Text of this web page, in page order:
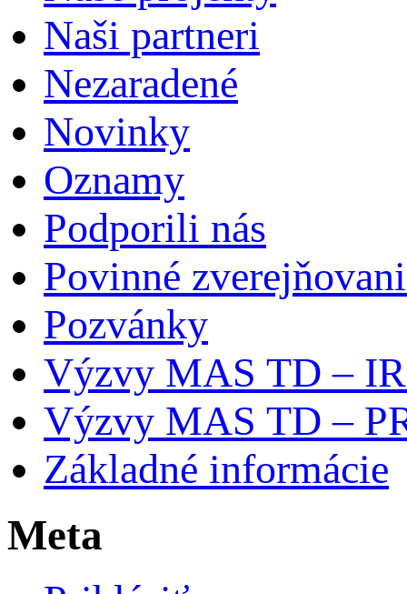
Naši partneri
Nezaradené
Novinky
Oznamy
Podporili nás
Povinné
Pozvánky
Výzvy MAS TD –
Výzvy MAS TD –
Základné informácie
Meta